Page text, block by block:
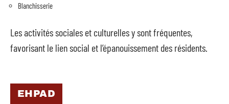
Blanchisserie
Les activités sociales et culturelles y sont fréquentes,
favorisant le lien social et l’épanouissement des résidents.
EHPAD